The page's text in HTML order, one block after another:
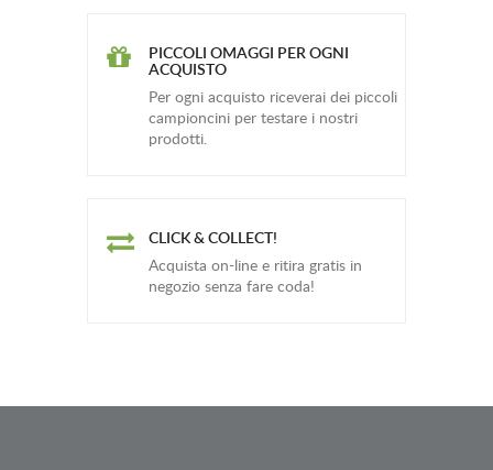
PICCOLI OMAGGI PER OGNI
ACQUISTO
Per ogni acquisto riceverai dei piccoli
campioncini per testare i nostri
prodotti.
CLICK & COLLECT!
Acquista on-line e ritira gratis in
negozio senza fare coda!